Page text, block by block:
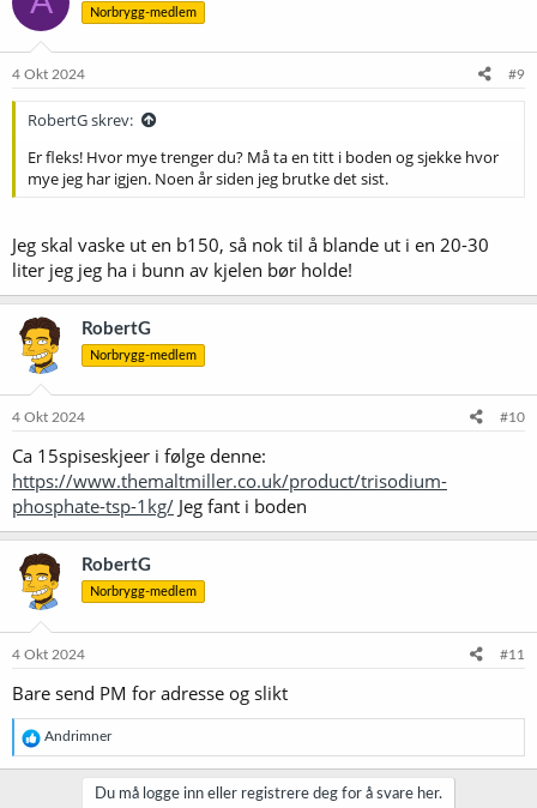
Norbrygg-medlem
4 Okt 2024 #9
RobertG skrev:
Er fleks! Hvor mye trenger du? Må ta en titt i boden og sjekke hvor
mye jeg har igjen. Noen år siden jeg brutke det sist.
Jeg skal vaske ut en b150, så nok til å blande ut i en 20-30
liter jeg jeg ha i bunn av kjelen bør holde!
RobertG
Norbrygg-medlem
4 Okt 2024 #10
Ca 15spiseskjeer i følge denne:
https://www.themaltmiller.co.uk/product/trisodium-
phosphate-tsp-1kg/ Jeg fant i boden
RobertG
Norbrygg-medlem
4 Okt 2024 #11
Bare send PM for adresse og slikt
R
e
a
Andrimner
Du må logge inn eller registrere deg for å svare her.